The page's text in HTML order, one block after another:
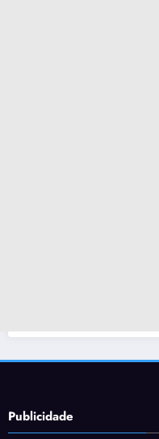
Publicidade